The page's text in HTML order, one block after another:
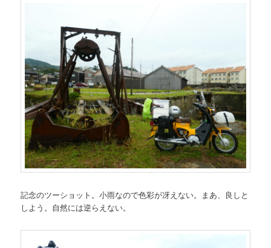
記念のツーショット。小雨なので色彩が冴えない。まあ、良しと
しよう。自然には逆らえない。